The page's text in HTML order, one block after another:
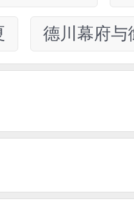
德川幕府与